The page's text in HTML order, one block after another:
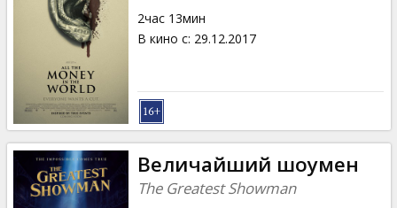
2час 13мин
В кино с: 29.12.2017
Величайший шоумен
The Greatest Showman